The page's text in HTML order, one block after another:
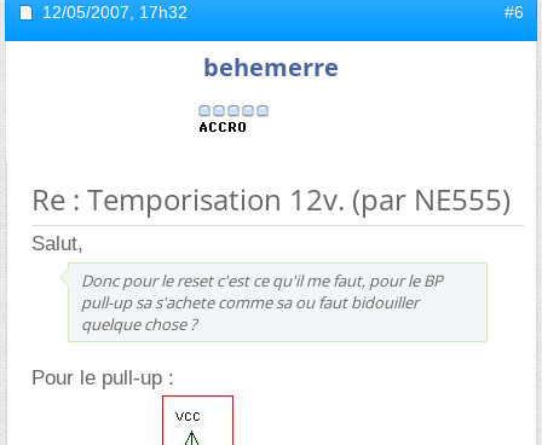
12/05/2007, 17h32 #6
behemerre
Re : Temporisation 12v. (par NE555)
Salut,
Donc pour le reset c'est ce qu'il me faut, pour le BP
pull-up sa s'achete comme sa ou faut bidouiller
quelque chose ?
Pour le pull-up :